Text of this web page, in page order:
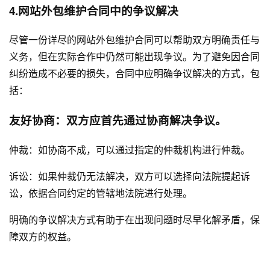
4.网站外包维护合同中的争议解决
尽管一份详尽的网站外包维护合同可以帮助双方明确责任与
义务，但在实际合作中仍然可能出现争议。为了避免因合同
纠纷造成不必要的损失，合同中应明确争议解决的方式，包
括：
友好协商：双方应首先通过协商解决争议。
仲裁：如协商不成，可以通过指定的仲裁机构进行仲裁。
诉讼：如果仲裁仍无法解决，双方可以选择向法院提起诉
讼，依据合同约定的管辖地法院进行处理。
明确的争议解决方式有助于在出现问题时尽早化解矛盾，保
障双方的权益。